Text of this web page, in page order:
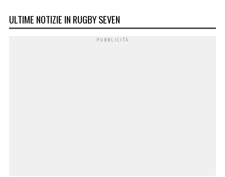
ULTIME NOTIZIE IN RUGBY SEVEN